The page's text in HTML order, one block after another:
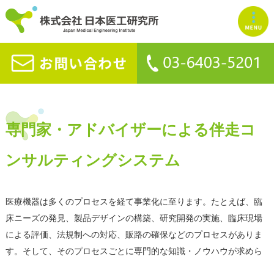
専門家・アドバイザーによる伴走コ
ンサルティングシステム
医療機器は多くのプロセスを経て事業化に至ります。たとえば、臨
床ニーズの発見、製品デザインの構築、研究開発の実施、臨床現場
による評価、法規制への対応、販路の確保などのプロセスがありま
す。そして、そのプロセスごとに専門的な知識・ノウハウが求めら